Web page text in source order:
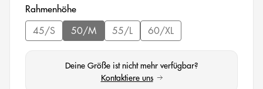
Rahmenhöheauswählen
45/S(Diese Option ist zurzeit nicht verfügbar.)
50/M(Diese Option ist zurzeit nicht verfügbar.)
55/L(Diese Option ist zurzeit nicht verfügbar.)
60/XL(Diese Option ist zurzeit
Deine Größe ist nicht mehr verfügbar?
Kontaktiere uns
(öffnet in neuem Tab)